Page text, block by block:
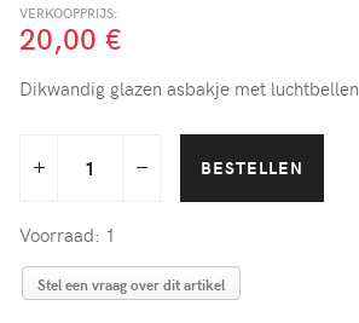
VERKOOPPRIJS:
20,00 €
Dikwandig glazen asbakje met luchtbellen
Voorraad: 1
Stel een vraag over dit artikel